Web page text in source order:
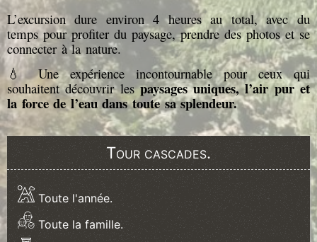
L’excursion dure environ 4 heures au total, avec du
temps pour profiter du paysage, prendre des photos et se
connecter à la nature.
💧 Une expérience incontournable pour ceux qui
souhaitent découvrir lespaysages uniques, l’air pur et
la force de l’eau dans toute sa splendeur.
Tour cascades.
Toute l'année.
Toute la famille.